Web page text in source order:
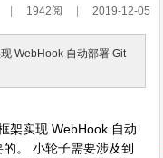
2019-12-05
1942阅
WebHook 自动部署 Git
架实现 WebHook 自动
。 小轮子需要涉及到